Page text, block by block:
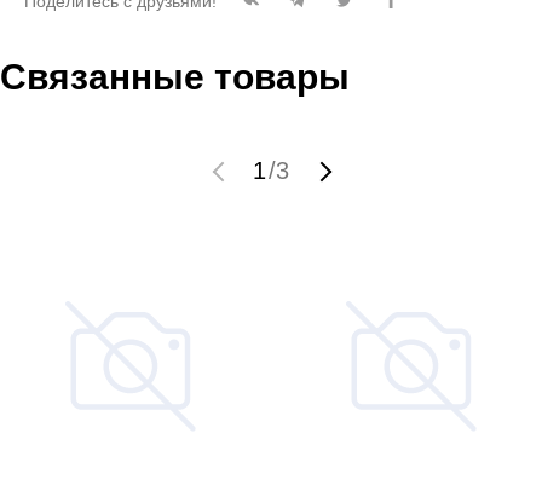
Связанные товары
1/3